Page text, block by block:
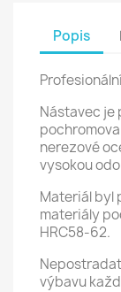
Popis
Nástavec je
nerezové
vysokou
Materiál byl
materiály
HRC58-62.
výbavu